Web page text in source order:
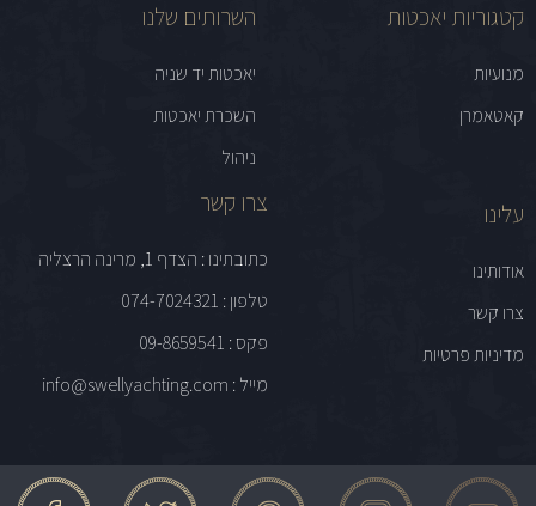
קטגוריות יאכטות
מנועיות
קאטאמרן
השרותים שלנו
יאכטות יד שניה
השכרת יאכטות
ניהול
עלינו
אודותינו
צרו קשר
מדיניות פרטיות
צרו קשר
כתובתינו : הצדף 1, מרינה הרצליה
טלפון : 074-7024321
פקס : 09-8659541
מייל : info@swellyachting.com